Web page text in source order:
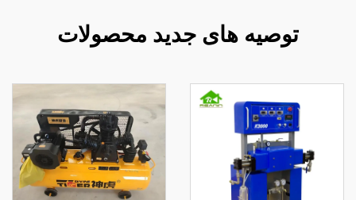
توصیه های جدید محصولات